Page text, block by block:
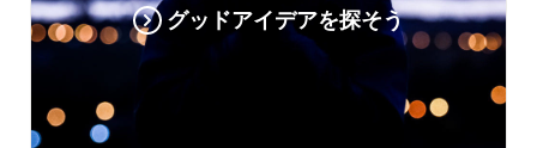
グッドアイデアを探そう